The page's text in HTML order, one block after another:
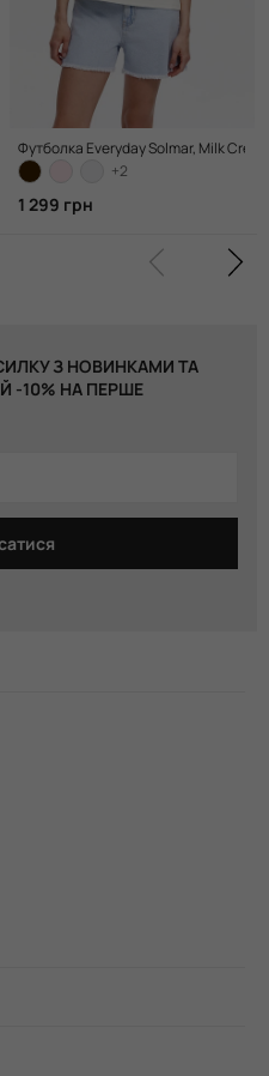
Футболка Everyday Solmar, Milk
+2
1 299 грн
З НОВИНКАМИ ТА
-10% НА ПЕРШЕ